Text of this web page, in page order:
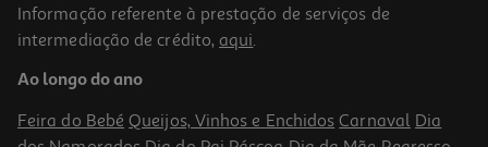
Queijo Ovelha Cerrado Vale Amanteigado Grande Kg
6.00 €/un
23,99 €/Kg
Informação referente à prestação de serviços de
intermediação de crédito, aqui.
Ao longo do ano
Feira do Bebé Queijos, Vinhos e Enchidos Carnaval Dia